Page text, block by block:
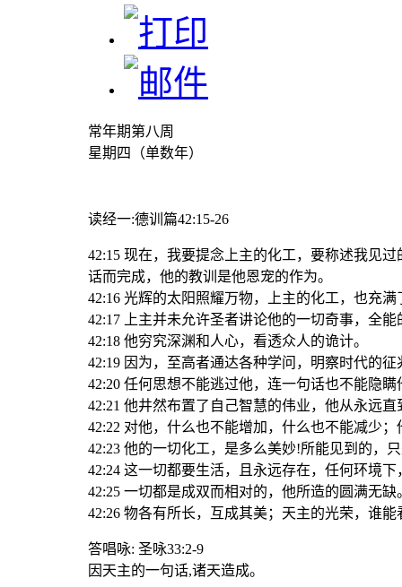
常年期第八周
星期四（单数年）
读经一:德训篇42:15-26
42:15 现在，我要提念上主的化工，要称述我见
话而完成，他的教训是他恩宠的作为。
42:16 光辉的太阳照耀万物，上主的化工，也充满
42:17 上主并未允许圣者讲论他的一切奇事，全
42:18 他穷究深渊和人心，看透众人的诡计。
42:19 因为，至高者通达各种学问，明察时代的
42:20 任何思想不能逃过他，连一句话也不能隐瞒
42:21 他井然布置了自己智慧的伟业，他从永远
42:22 对他，什么也不能增加，什么也不能减少
42:23 他的一切化工，是多么美妙!所能见到的，
42:24 这一切都要生活，且永远存在，任何环境下
42:25 一切都是成双而相对的，他所造的圆满无缺
42:26 物各有所长，互成其美；天主的光荣，谁能
答唱咏: 圣咏33:2-9
因天主的一句话,诸天造成。